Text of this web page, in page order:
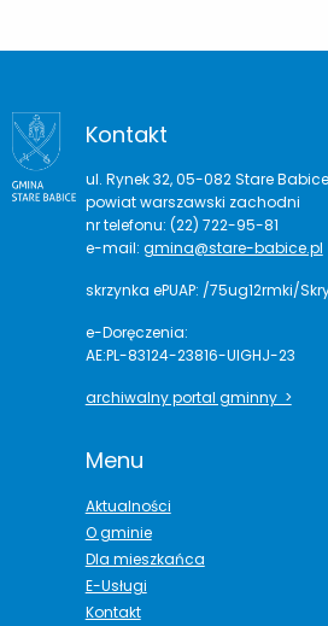
Kontakt
ul. Rynek 32, 05-082 Stare Babice
powiat warszawski zachodni
nr telefonu: (22) 722-95-81
e-mail: gmina@stare-babice.pl
skrzynka ePUAP: /75ug12rmki/
e-Doręczenia:
AE:PL-83124-23816-UIGHJ-23
archiwalny portal gminny >
Menu
Aktualności
O gminie
Dla mieszkańca
E-Usługi
Kontakt